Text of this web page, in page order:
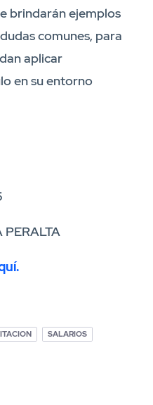
brindarán ejemplos
comunes, para
aplicar
en su entorno
PERALTA
SALARIOS